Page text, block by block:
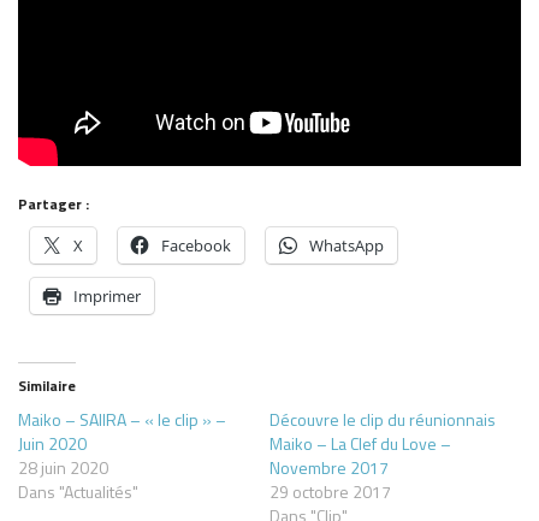
Partager :
X Facebook WhatsApp
Imprimer
Similaire
Maiko – SAIIRA – « le clip » –
Juin 2020
28 juin 2020
Dans "Actualités"
Découvre le clip du réunionnais
Maiko – La Clef du Love –
Novembre 2017
29 octobre 2017
Dans "Clip"